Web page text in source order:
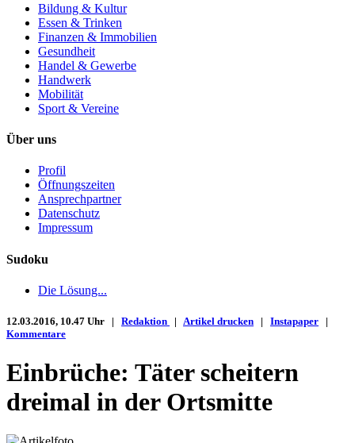
Bildung & Kultur
Essen & Trinken
Finanzen & Immobilien
Gesundheit
Handel & Gewerbe
Handwerk
Mobilität
Sport & Vereine
Über uns
Profil
Öffnungszeiten
Ansprechpartner
Datenschutz
Impressum
Sudoku
Die Lösung...
12.03.2016, 10.47 Uhr | Redaktion | Artikel drucken | Instapaper |
Kommentare
Einbrüche: Täter scheitern
dreimal in der Ortsmitte